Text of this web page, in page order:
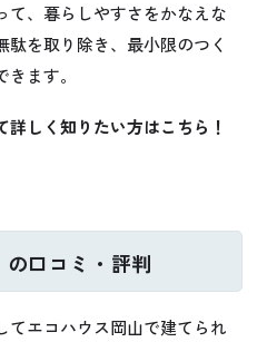
て、暮らしやすさをかなえな
を取り除き、最小限のつく
ます。
詳しく知りたい方はこちら！
の口コミ・評判
てエコハウス岡山で建てられ